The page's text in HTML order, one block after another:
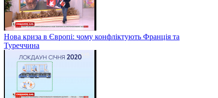
Нова криза в Європі: чому конфліктують Франція та
Туреччина